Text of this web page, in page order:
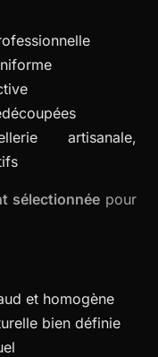
artisanale,
sélectionnéepour
et homogène
bien définie